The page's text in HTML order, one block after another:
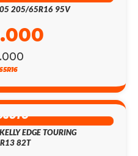
205/65R16 95V
EDGE TOURING
82T